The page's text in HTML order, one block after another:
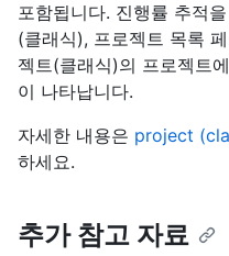
포함됩니다. 진행률 추적
(클래식), 프로젝트 목록
젝트(클래식)의 프로젝트
이 나타납니다.
자세한 내용은 project
하세요.
추가 참고 자료